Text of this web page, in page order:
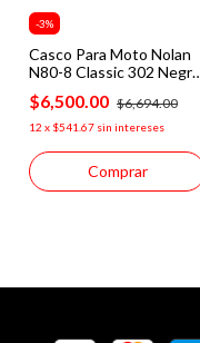
-3%
Casco Para Moto Nolan
N80-8 Classic 302 Negro
Mate
$6,500.00 $6,694.00
12 x $541.67 sin intereses
Comprar